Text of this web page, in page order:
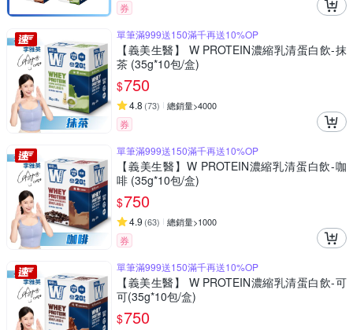
券
單筆滿999送150滿千再送10%OP
【義美生醫】 W PROTEIN濃縮乳清蛋白飲-抹
茶 (35g*10包/盒)
$750
4.8 (73) 總銷量>4000
券
單筆滿999送150滿千再送10%OP
【義美生醫】W PROTEIN濃縮乳清蛋白飲-咖
啡 (35g*10包/盒)
$750
4.9 (63) 總銷量>1000
券
單筆滿999送150滿千再送10%OP
【義美生醫】 W PROTEIN濃縮乳清蛋白飲-可
可(35g*10包/盒)
$750